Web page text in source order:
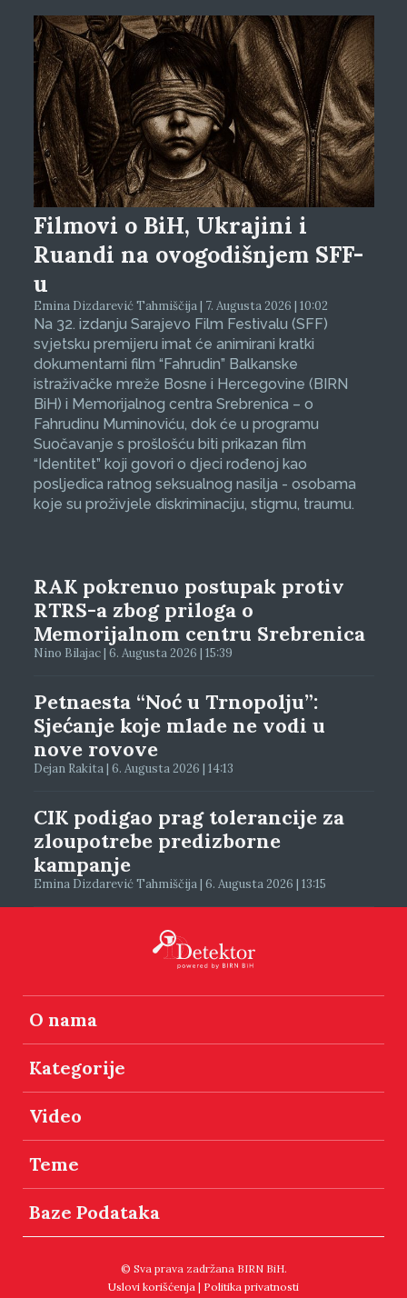
Filmovi o BiH, Ukrajini i
Ruandi na ovogodišnjem SFF-
u
Emina Dizdarević Tahmiščija | 7. Augusta 2026 | 10:02
Na 32. izdanju Sarajevo Film Festivalu (SFF)
svjetsku premijeru imat će animirani kratki
dokumentarni film “Fahrudin” Balkanske
istraživačke mreže Bosne i Hercegovine (BIRN
BiH) i Memorijalnog centra Srebrenica – o
Fahrudinu Muminoviću, dok će u programu
Suočavanje s prošlošću biti prikazan film
“Identitet” koji govori o djeci rođenoj kao
posljedica ratnog seksualnog nasilja - osobama
koje su proživjele diskriminaciju, stigmu, traumu.
RAK pokrenuo postupak protiv
RTRS-a zbog priloga o
Memorijalnom centru Srebrenica
Nino Bilajac | 6. Augusta 2026 | 15:39
Petnaesta “Noć u Trnopolju”:
Sjećanje koje mlade ne vodi u
nove rovove
Dejan Rakita | 6. Augusta 2026 | 14:13
CIK podigao prag tolerancije za
zloupotrebe predizborne
kampanje
Emina Dizdarević Tahmiščija | 6. Augusta 2026 | 13:15
O nama
Kategorije
Video
Teme
Baze Podataka
© Sva prava zadržana BIRN BiH.
Uslovi korišćenja | Politika privatnosti